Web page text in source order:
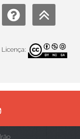
Licença: